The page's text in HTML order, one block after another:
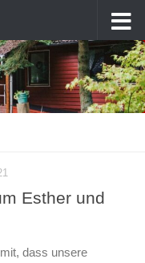
Esther und
dass unsere